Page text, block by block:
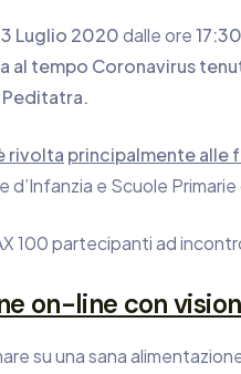
Luglio 2020dalle ore
al tempo Coronavirus
rivolta principalmente alle
d’Infanzia e Scuole
100 partecipanti ad
on-line con
su una sana